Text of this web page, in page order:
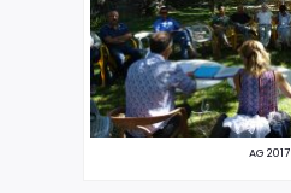
AG 2017